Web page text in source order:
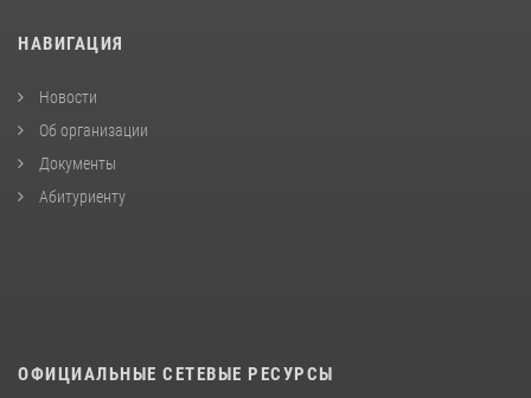
НАВИГАЦИЯ
Новости
Об организации
Документы
Абитуриенту
ОФИЦИАЛЬНЫЕ СЕТЕВЫЕ РЕСУРСЫ